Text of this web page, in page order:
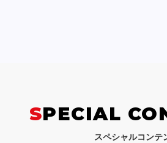
SPECIAL
スペシャルコンテ